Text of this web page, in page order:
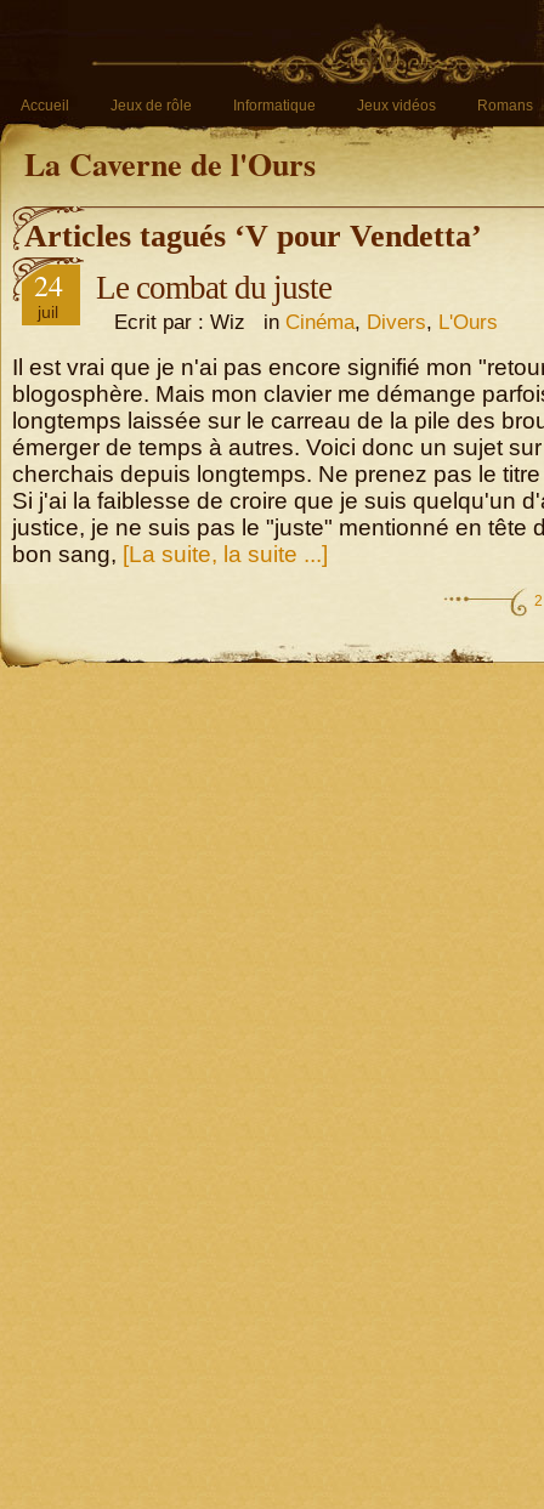
Accueil Jeux de rôle Informatique Jeux vidéos Romans
La Caverne de l'Ours
Articles tagués ‘V pour Vendetta’
24
juil
Le combat du juste
Ecrit par : Wiz in Cinéma, Divers, L'Ours
Il est vrai que je n'ai pas encore signifié mon
blogosphère. Mais mon clavier me démange
longtemps laissée sur le carreau de la pile des
émerger de temps à autres. Voici donc un sujet
cherchais depuis longtemps. Ne prenez pas le
Si j'ai la faiblesse de croire que je suis quelqu'un
justice, je ne suis pas le "juste" mentionné en tête
bon sang, [La suite, la suite ...]